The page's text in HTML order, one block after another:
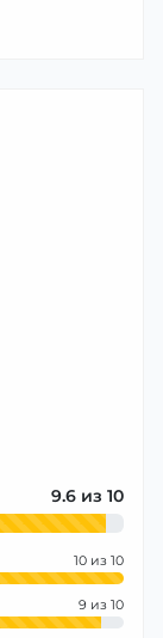
9.6
10
9